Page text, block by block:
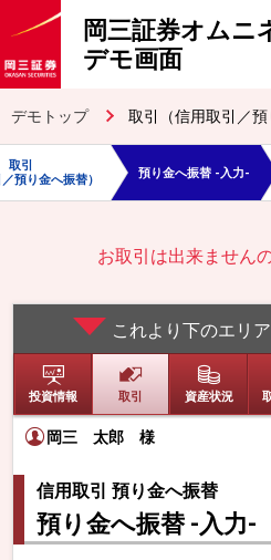
岡三証券オムニ
デモ画面
デモトップ 取引（信用取引／預
取引
預り金へ振替）
預り金へ振替 -入力-
お取引は出来ません
これより下のエリ
投資情報 取引 資産状況
岡三 太郎
様
信用取引 預り金へ振替
預り金へ振替 -入力-